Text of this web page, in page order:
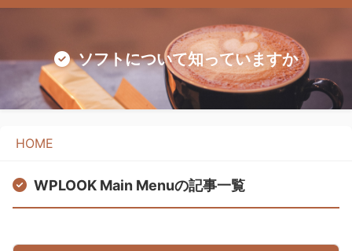
ソフトについて知っていますか
HOME
WPLOOK Main Menuの記事一覧